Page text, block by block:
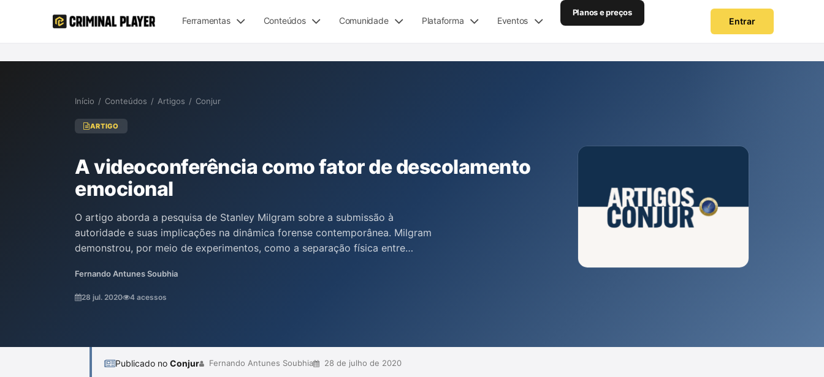
Ferramentas Conteúdos Comunidade Plataforma Eventos
Planos e preços
Entrar
Início / Conteúdos / Artigos / Conjur
ARTIGO
A videoconferência como fator de descolamento
emocional
O artigo aborda a pesquisa de Stanley Milgram sobre a submissão à
autoridade e suas implicações na dinâmica forense contemporânea. Milgram
demonstrou, por meio de experimentos, como a separação física entre
reflete na realização de audiências por videoconferência. A análise sugere que
essa distância emocional pode levar à "coisificação" dos acusados,
Fernando Antunes Soubhia
28 jul. 2020 4 acessos
Publicado no Conjur Fernando Antunes Soubhia 28 de julho de 2020